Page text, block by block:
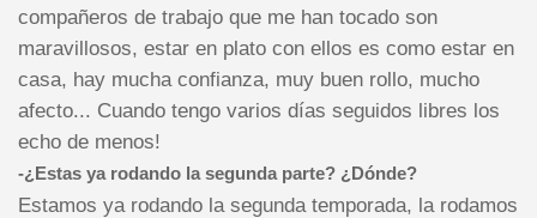
compañeros de trabajo que me han tocado son
maravillosos, estar en plato con ellos es como estar en
casa, hay mucha confianza, muy buen rollo, mucho
afecto... Cuando tengo varios días seguidos libres los
echo de menos!
-¿Estas ya rodando la segunda parte? ¿Dónde?
Estamos ya rodando la segunda temporada, la rodamos